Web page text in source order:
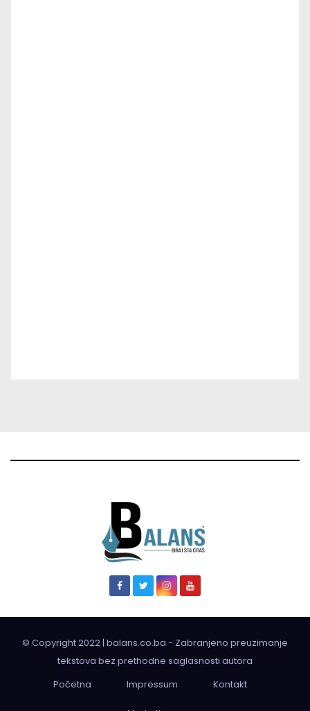
© Copyright 2022 | balans.co.ba - Zabranjeno preuzimanje
tekstova bez prethodne saglasnosti autora
Početna
Impressum Kontakt